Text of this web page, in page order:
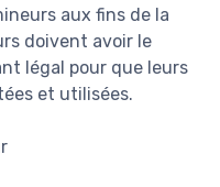
aux fins de la
doivent avoir le
légal pour que leurs
et utilisées.